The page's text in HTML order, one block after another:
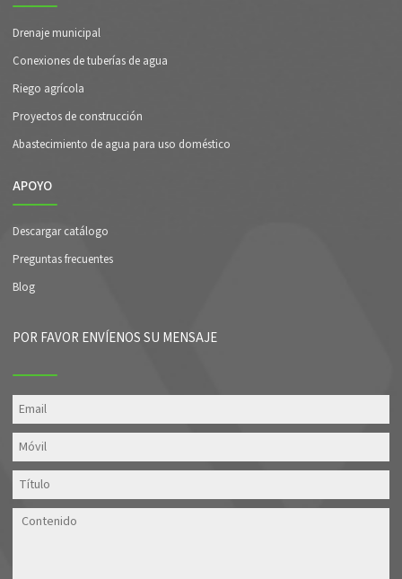
Drenaje municipal
Conexiones de tuberías de agua
Riego agrícola
Proyectos de construcción
Abastecimiento de agua para uso doméstico
APOYO
Descargar catálogo
Preguntas frecuentes
Blog
POR FAVOR ENVÍENOS SU MENSAJE